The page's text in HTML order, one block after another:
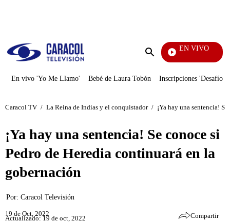
Enviar
EN VIVO
En vivo 'Yo Me Llamo' Bebé de Laura Tobón Inscripciones 'Desafío'
Caracol TV / La Reina de Indias y el conquistador / ¡Ya hay una sentencia!
¡Ya hay una sentencia! Se conoce si
Pedro de Heredia continuará en la
gobernación
Por: Caracol Televisión
19 de Oct, 2022
Actualizado: 19 de oct, 2022 Compartir